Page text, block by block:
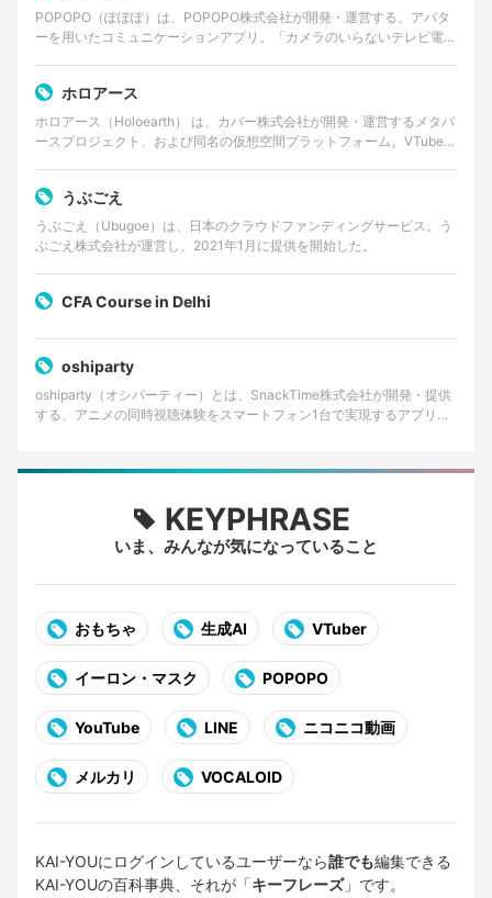
POPOPO（ぽぽぽ）は、POPOPO株式会社が開発・運営する、アバタ
ーを用いたコミュニケーションアプリ。「カメラのいらないテレビ電
ホロアース
ホロアース（Holoearth） は、カバー株式会社が開発・運営するメタバ
ースプロジェクト、および同名の仮想空間プラットフォーム。VTuber
うぶごえ
うぶごえ（Ubugoe）は、日本のクラウドファンディングサービス。う
ぶごえ株式会社が運営し、2021年1月に提供を開始した。
CFA Course in Delhi
oshiparty
oshiparty（オシパーティー）とは、SnackTime株式会社が開発・提供
する、アニメの同時視聴体験をスマートフォン1台で実現するアプリケ
KEYPHRASE
いま、みんなが気になっていること
おもちゃ 生成AI VTuber
イーロン・マスク POPOPO
YouTube LINE ニコニコ動画
メルカリ VOCALOID
KAI-YOUにログインしているユーザーなら誰でも編集できる
KAI-YOUの百科事典、それが「キーフレーズ」です。